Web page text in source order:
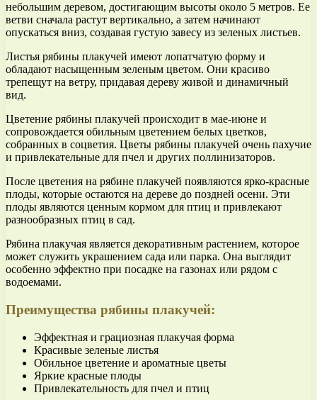
небольшим деревом, достигающим высоты около 5 метров. Ее
ветви сначала растут вертикально, а затем начинают
опускаться вниз, создавая густую завесу из зеленых листьев.
Листья рябины плакучей имеют лопатчатую форму и
обладают насыщенным зеленым цветом. Они красиво
трепещут на ветру, придавая дереву живой и динамичный
вид.
Цветение рябины плакучей происходит в мае-июне и
сопровождается обильным цветением белых цветков,
собранных в соцветия. Цветы рябины плакучей очень пахучие
и привлекательные для пчел и других поллинизаторов.
После цветения на рябине плакучей появляются ярко-красные
плоды, которые остаются на дереве до поздней осени. Эти
плоды являются ценным кормом для птиц и привлекают
разнообразных птиц в сад.
Рябина плакучая является декоративным растением, которое
может служить украшением сада или парка. Она выглядит
особенно эффектно при посадке на газонах или рядом с
водоемами.
Преимущества рябины плакучей:
Эффектная и грациозная плакучая форма
Красивые зеленые листья
Обильное цветение и ароматные цветы
Яркие красные плоды
Привлекательность для пчел и птиц